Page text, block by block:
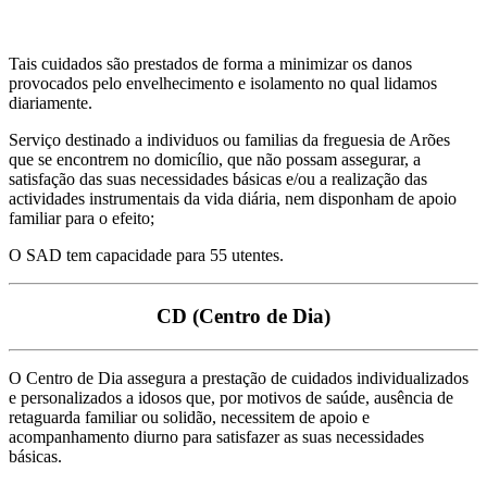
Tais cuidados são prestados de forma a minimizar os danos
provocados pelo envelhecimento e isolamento no qual lidamos
diariamente.
Serviço destinado a individuos ou familias da freguesia de Arões
que se encontrem no domicílio, que não possam assegurar, a
satisfação das suas necessidades básicas e/ou a realização das
actividades instrumentais da vida diária, nem disponham de apoio
familiar para o efeito;
O SAD tem capacidade para 55 utentes.
CD (Centro de Dia)
O Centro de Dia assegura a prestação de cuidados individualizados
e personalizados a idosos que, por motivos de saúde, ausência de
retaguarda familiar ou solidão, necessitem de apoio e
acompanhamento diurno para satisfazer as suas necessidades
básicas.